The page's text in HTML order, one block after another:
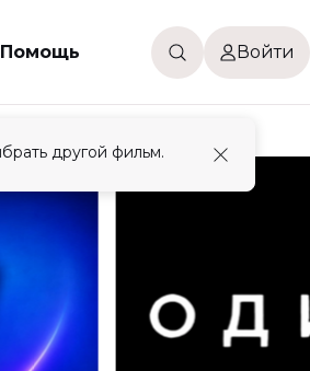
Помощь Войти
другой фильм.